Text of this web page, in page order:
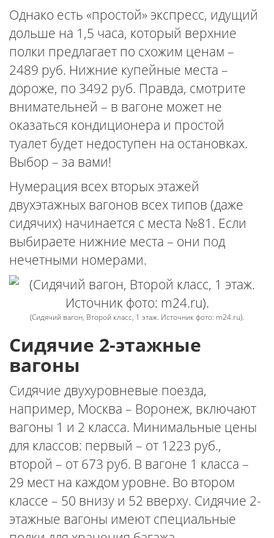
Однако есть «простой» экспресс, идущий
дольше на 1,5 часа, который верхние
полки предлагает по схожим ценам –
2489 руб. Нижние купейные места –
дороже, по 3492 руб. Правда, смотрите
внимательней – в вагоне может не
оказаться кондиционера и простой
туалет будет недоступен на остановках.
Выбор – за вами!
Нумерация всех вторых этажей
двухэтажных вагонов всех типов (даже
сидячих) начинается с места №81. Если
выбираете нижние места – они под
нечетными номерами.
(Сидячий вагон, Второй класс, 1 этаж. Источник фото: m24.ru).
Сидячие 2-этажные
вагоны
Сидячие двухуровневые поезда,
например, Москва – Воронеж, включают
вагоны 1 и 2 класса. Минимальные цены
для классов: первый – от 1223 руб.,
второй – от 673 руб. В вагоне 1 класса –
29 мест на каждом уровне. Во втором
классе – 50 внизу и 52 вверху. Сидячие 2-
этажные вагоны имеют специальные